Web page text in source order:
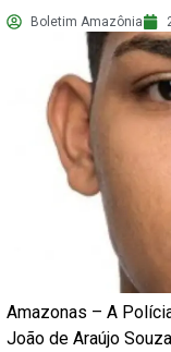
Boletim Amazônia
Amazonas – A
João de Araújo